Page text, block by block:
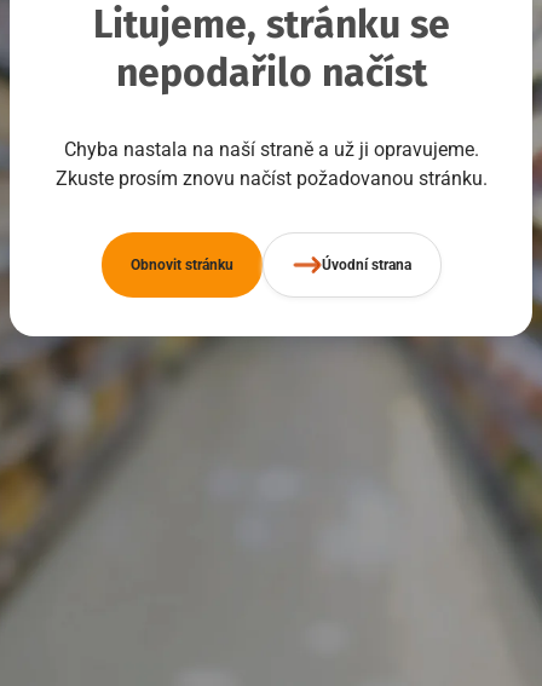
Litujeme, stránku se
nepodařilo načíst
Chyba nastala na naší straně a už ji opravujeme.
Zkuste prosím znovu načíst požadovanou stránku.
Obnovit stránku Úvodní strana